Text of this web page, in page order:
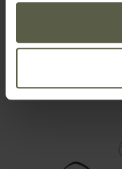
Olive
251,94 €